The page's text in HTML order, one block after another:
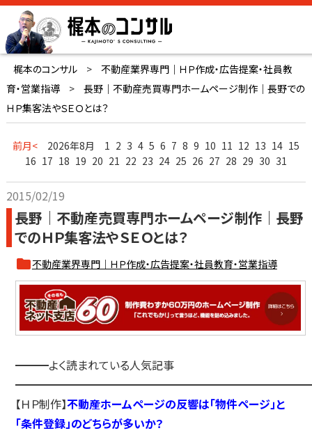
梶本のコンサル >
不動産業界専門｜ＨＰ作成・広告提案・社員教
育・営業指導
>
長野｜不動産売買専門ホームページ制作｜長野での
ＨＰ集客法やＳＥＯとは？
前月< 2026年8月 1 2 3 4 5 6 7 8 9 10 11 12 13 14 15
16 17 18 19 20 21 22 23 24 25 26 27 28 29 30 31
2015/02/19
長野｜不動産売買専門ホームページ制作｜長野
でのＨＰ集客法やＳＥＯとは？
不動産業界専門｜ＨＰ作成・広告提案・社員教育・営業指導
━━━よく読まれている人気記事
【ＨＰ制作】不動産ホームページの反響は「物件ページ」と
「条件登録」のどちらが多いか？